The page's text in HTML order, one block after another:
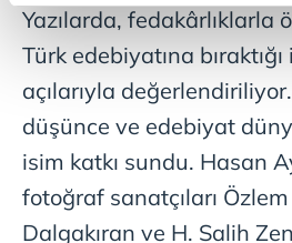
reklamların maliyetlerimizi
kalemimiz olduğunu sizlere
Her halükârda, kullanıcılar, bu
takdirde, kullanıcılara hedefli
gösterilmeyecektir."
Sizlere daha iyi bir hizmet
Sitemizde kendimize ve üçüncü
Yazılarda, fedakârlıklarla
Türk edebiyatına bıraktığı
açılarıyla
düşünce ve edebiyat
isim katkı sundu. Hasan
fotoğraf sanatçıları
Dalgakıran ve H. Salih